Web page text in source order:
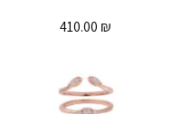
410.00 ₪